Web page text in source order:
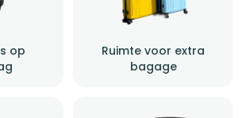
op
Ruimte voor extra
bagage